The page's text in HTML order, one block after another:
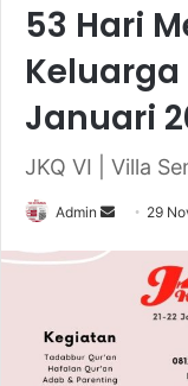
53 Hari
Keluarga
Januari
JKQ VI | Villa
Admin
Send 29